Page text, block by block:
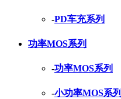
-PD车充系列
功率MOS系列
-功率MOS系列
-小功率MOS系列